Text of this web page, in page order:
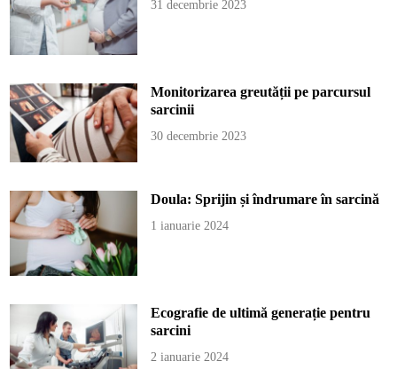
31 decembrie 2023
Monitorizarea greutății pe parcursul
sarcinii
30 decembrie 2023
Doula: Sprijin și îndrumare în sarcină
1 ianuarie 2024
Ecografie de ultimă generație pentru
sarcini
2 ianuarie 2024